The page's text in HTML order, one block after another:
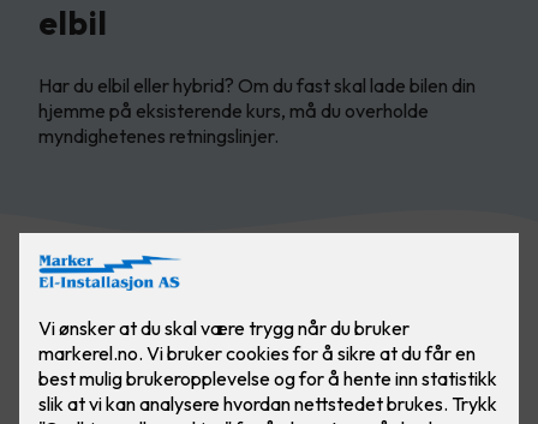
elbil
Har du elbil eller hybrid? Om du fast skal lade bilen din
hjemme på eksisterende kurs, må du overholde
myndighetenes retningslinjer.